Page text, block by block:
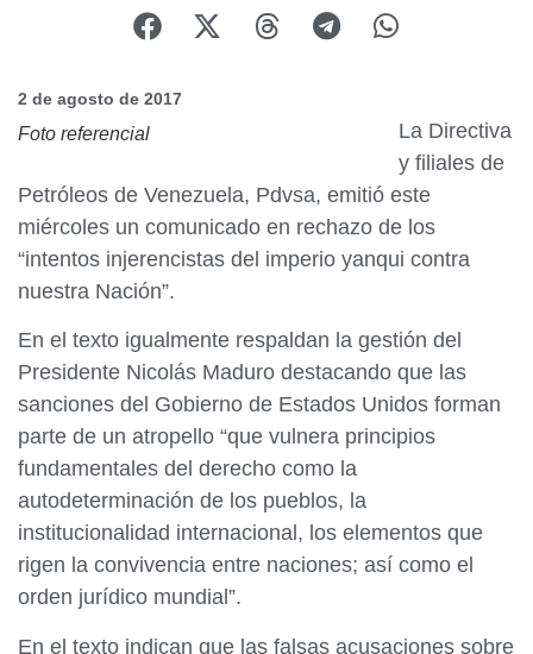
2 de agosto de 2017
Foto referencial
La Directiva
y filiales de
Petróleos de Venezuela, Pdvsa, emitió este
miércoles un comunicado en rechazo de los
“intentos injerencistas del imperio yanqui contra
nuestra Nación”.
En el texto igualmente respaldan la gestión del
Presidente Nicolás Maduro destacando que las
sanciones del Gobierno de Estados Unidos forman
parte de un atropello “que vulnera principios
fundamentales del derecho como la
autodeterminación de los pueblos, la
institucionalidad internacional, los elementos que
rigen la convivencia entre naciones; así como el
orden jurídico mundial”.
En el texto indican que las falsas acusaciones sobre